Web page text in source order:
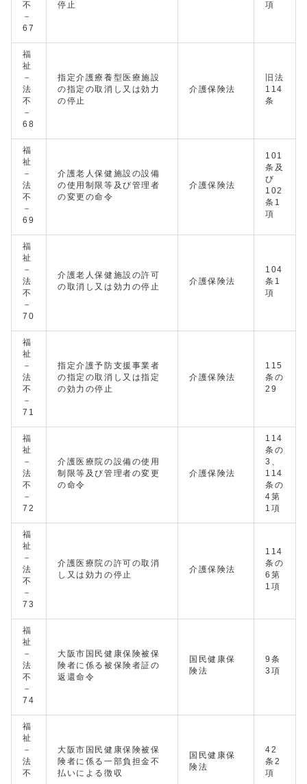
不
－
67
停止
項
福
祉
－
法
不
－
68
指定介護療養型医療施設
の指定の取消し又は効力
の停止
介護保険法
旧法
114
条
福
祉
－
法
不
－
69
介護老人保健施設の設備
の使用制限等及び管理者
の変更の命令
介護保険法
101
条及
び
102
条1
項
福
祉
－
法
不
－
70
介護老人保健施設の許可
の取消し又は効力の停止
介護保険法
104
条1
項
福
祉
－
法
不
－
71
指定介護予防支援事業者
の指定の取消し又は指定
の効力の停止
介護保険法
115
条の
29
福
祉
－
法
不
－
72
介護医療院の設備の使用
制限等及び管理者の変更
の命令
介護保険法
114
条の
3、
114
条の
4第
1項
福
祉
－
法
不
－
73
介護医療院の許可の取消
し又は効力の停止
介護保険法
114
条の
6第
1項
福
祉
－
法
不
－
74
大阪市国民健康保険被保
険者に係る被保険者証の
返還命令
国民健康保
険法
9条
3項
福
祉
－
法
不
大阪市国民健康保険被保
険者に係る一部負担金不
払いによる徴収
国民健康保
険法
42
条2
項